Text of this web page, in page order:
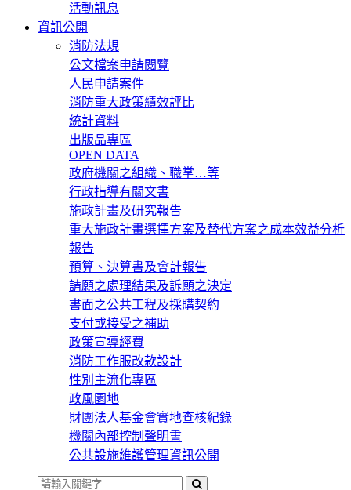
活動訊息
資訊公開
消防法規
公文檔案申請閱覽
人民申請案件
消防重大政策績效評比
統計資料
出版品專區
OPEN DATA
政府機關之組織、職掌…等
行政指導有關文書
施政計畫及研究報告
重大施政計畫選擇方案及替代方案之成本效益分析
報告
預算、決算書及會計報告
請願之處理結果及訴願之決定
書面之公共工程及採購契約
支付或接受之補助
政策宣導經費
消防工作服改款設計
性別主流化專區
政風園地
財團法人基金會實地查核紀錄
機關內部控制聲明書
公共設施維護管理資訊公開